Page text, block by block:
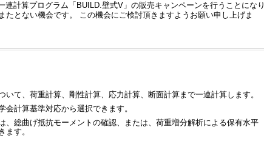
連計算プログラム 「BUILD.壁式V」 の販売キャンペーンを行うことになり
たとない機会です。
この機会にご検討頂きますようお願い申し上げま
いて、荷重計算、剛性計算、応力計算、断面計算まで一連計算します。
会計算基準対応から選択できます。
、総曲げ抵抗モーメントの確認、または、荷重増分解析による保有水平
す。